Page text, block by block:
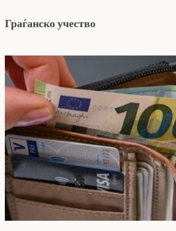
Граѓанско учество